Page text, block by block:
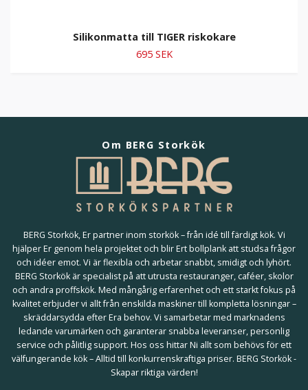
Silikonmatta till TIGER riskokare
695 SEK
Om BERG Storkök
BERG Storkök, Er partner inom storkök – från idé till färdigt kök. Vi
hjälper Er genom hela projektet och blir Ert bollplank att studsa frågor
och idéer emot. Vi är flexibla och arbetar snabbt, smidigt och lyhört.
BERG Storkök är specialist på att utrusta restauranger, caféer, skolor
och andra proffskök. Med mångårig erfarenhet och ett starkt fokus på
kvalitet erbjuder vi allt från enskilda maskiner till kompletta lösningar –
skräddarsydda efter Era behov. Vi samarbetar med marknadens
ledande varumärken och garanterar snabba leveranser, personlig
service och pålitlig support. Hos oss hittar Ni allt som behövs för ett
välfungerande kök – Alltid till konkurrenskraftiga priser. BERG Storkök -
Skapar riktiga värden!